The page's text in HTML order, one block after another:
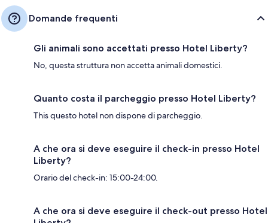
Domande frequenti
Gli animali sono accettati presso Hotel Liberty?
No, questa struttura non accetta animali domestici.
Quanto costa il parcheggio presso Hotel Liberty?
This questo hotel non dispone di parcheggio.
A che ora si deve eseguire il check-in presso Hotel
Liberty?
Orario del check-in: 15:00-24:00.
A che ora si deve eseguire il check-out presso Hotel